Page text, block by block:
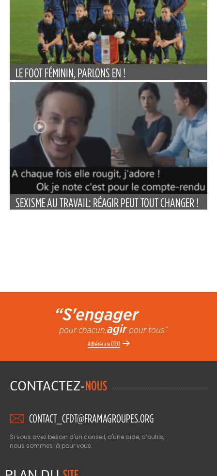
LE FOOT FÉMININ, PARLONS EN !
SEXISME AU TRAVAIL: RÉAGIR PEUT TOUT CHANGER !
“S'engager
pour chacun,agirpour tous”
Adhérerà laCFDT
CONTACTEZ-NOUS
CONTACT_CFDT@FRAMAGROUPES.ORG
Si vous avez besoin d'un conseil, d'une aide, d’outils,
nous sommes là pour vous.